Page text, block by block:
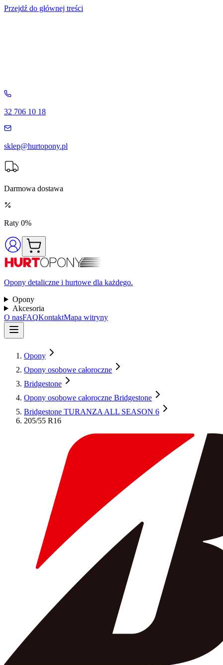
Przejdź do głównej treści
32 706 10 18
sklep@hurtopony.pl
Darmowa dostawa
Raty 0%
Opony detaliczne i hurtowe dla każdego.
Opony
Akcesoria
O nasFAQKontaktMapa witryny
Opony
Opony osobowe całoroczne
Bridgestone
Opony osobowe całoroczne Bridgestone
Bridgestone TURANZA ALL SEASON 6
205/55 R16